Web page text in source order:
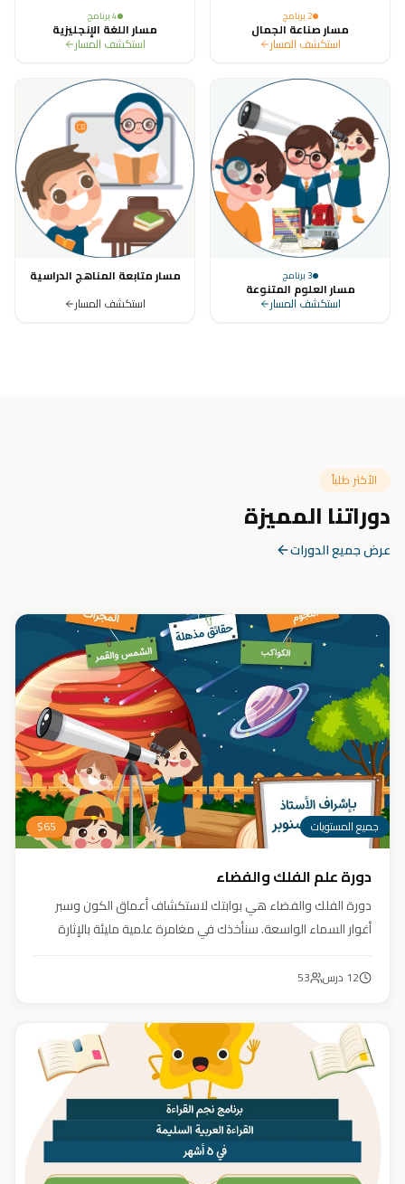
2 برنامج
مسار صناعة الجمال
استكشف المسار
4برنامج
مسار اللغة الإنجليزية
استكشف المسار
3برنامج
مسار العلوم المتنوعة
استكشف المسار
مسار متابعة المناهج الدراسية
استكشف المسار
الأكثر طلباً
دوراتنا المميزة
عرض جميع الدورات
جميع المستويات $65
دورة علم الفلك والفضاء
دورة الفلك والفضاء هي بوابتك لاستكشاف أعماق الكون وسبر
أغوار السماء الواسعة. سنأخذك في مغامرة علمية مليئة بالإثارة
عقلك وتثري خيالك، لتمنحك رؤية جديدة للكون وتفتح لك آفاقاً لا
12 درس 53